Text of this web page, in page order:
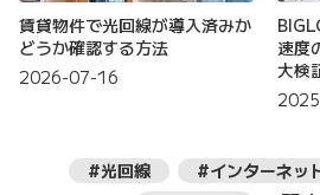
賃貸物件で光回線が導入済みか
どうか確認する方法
2026-07-16
速度
大検
#光回線 #インターネッ